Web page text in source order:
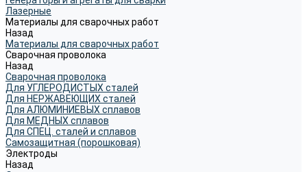
Лазерные
Материалы для сварочных работ
Назад
Материалы для сварочных работ
Сварочная проволока
Назад
Сварочная проволока
Для УГЛЕРОДИСТЫХ сталей
Для НЕРЖАВЕЮЩИХ сталей
Для АЛЮМИНИЕВЫХ сплавов
Для МЕДНЫХ сплавов
Для СПЕЦ. сталей и сплавов
Самозащитная (порошковая)
Электроды
Назад